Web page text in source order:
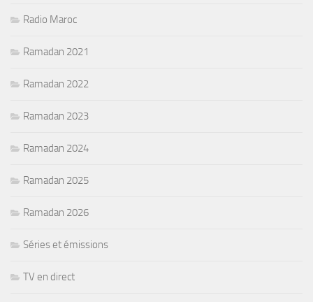
Radio Maroc
Ramadan 2021
Ramadan 2022
Ramadan 2023
Ramadan 2024
Ramadan 2025
Ramadan 2026
Séries et émissions
TV en direct